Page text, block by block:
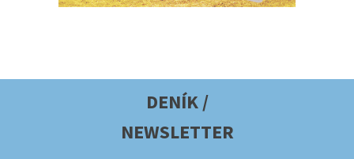
DENÍK /
NEWSLETTER